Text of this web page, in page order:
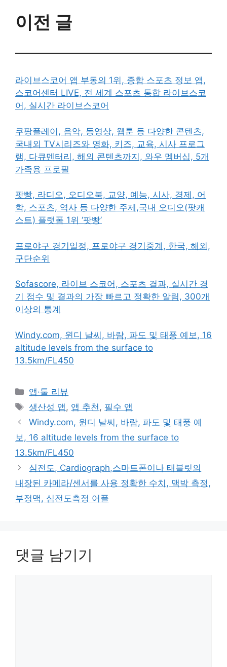
이전 글
라이브스코어 앱 부동의 1위, 종합 스포츠 정보 앱,
스코어센터 LIVE, 전 세계 스포츠 통합 라이브스코
어, 실시간 라이브스코어
쿠팡플레이, 음악, 동영상, 웹툰 등 다양한 콘텐츠,
국내외 TV시리즈와 영화, 키즈, 교육, 시사 프로그
램, 다큐멘터리, 해외 콘텐츠까지, 와우 멤버십, 5개
가족용 프로필
팟빵, 라디오, 오디오북, 교양, 예능, 시사, 경제, 어
학, 스포츠, 역사 등 다양한 주제,국내 오디오(팟캐
스트) 플랫폼 1위 ‘팟빵’
프로야구 경기일정, 프로야구 경기중계, 한국, 해외,
구단순위
Sofascore, 라이브 스코어, 스포츠 결과, 실시간 경
기 점수 및 결과의 가장 빠르고 정확한 알림, 300개
이상의 통계
Windy.com, 윈디 날씨, 바람, 파도 및 태풍 예보, 16
altitude levels from the surface to
13.5km/FL450
카
테
고
리
앱·툴 리뷰
태
그
생산성 앱 , 앱 추천 , 필수 앱
Windy.com, 윈디 날씨, 바람, 파도 및 태풍 예
보, 16 altitude levels from the surface to
13.5km/FL450
심전도, Cardiograph,스마트폰이나 태블릿의
내장된 카메라/센서를 사용 정확한 수치, 맥박 측정,
부정맥, 심전도측정 어플
댓글 남기기